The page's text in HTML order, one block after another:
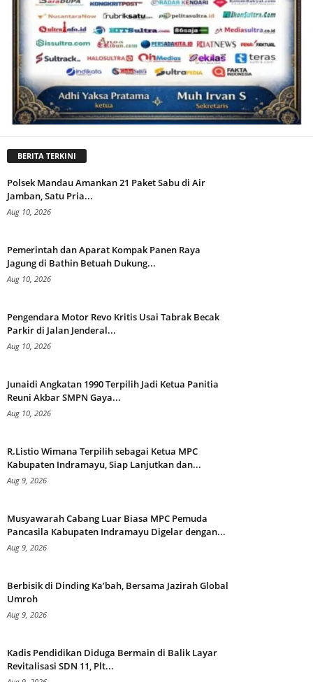
BERITA TERKINI
Polsek Mandau Amankan 21 Paket Sabu di Air
Jamban, Satu Pria...
Aug 10, 2026
Pemerintah dan Aparat Kompak Panen Raya
Jagung di Bathin Betuah Dukung...
Aug 10, 2026
Pengendara Motor Revo Kritis Usai Tabrak Becak
Parkir di Jalan Jenderal...
Aug 10, 2026
Junaidi Angkatan 1990 Terpilih Jadi Ketua Panitia
Reuni Akbar SMPN Gaya...
Aug 10, 2026
R.Listio Wimana Terpilih sebagai Ketua MPC
Kabupaten Indramayu, Siap Lanjutkan dan...
Aug 9, 2026
Musyawarah Cabang Luar Biasa MPC Pemuda
Pancasila Kabupaten Indramayu Digelar dengan...
Aug 9, 2026
Berbisik di Dinding Ka’bah, Bersama Jazirah Global
Umroh
Aug 9, 2026
Kadis Pendidikan Diduga Bermain di Balik Layar
Revitalisasi SDN 11, Plt...